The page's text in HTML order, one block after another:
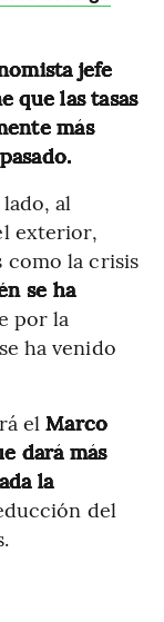
jefe
que las tasas
más
al
exterior,
como la crisis
se ha
por la
ha venido
elMarco
dará más
la
del